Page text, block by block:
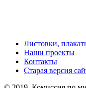
Листовки,
Наши проекты
Контакты
Старая версия